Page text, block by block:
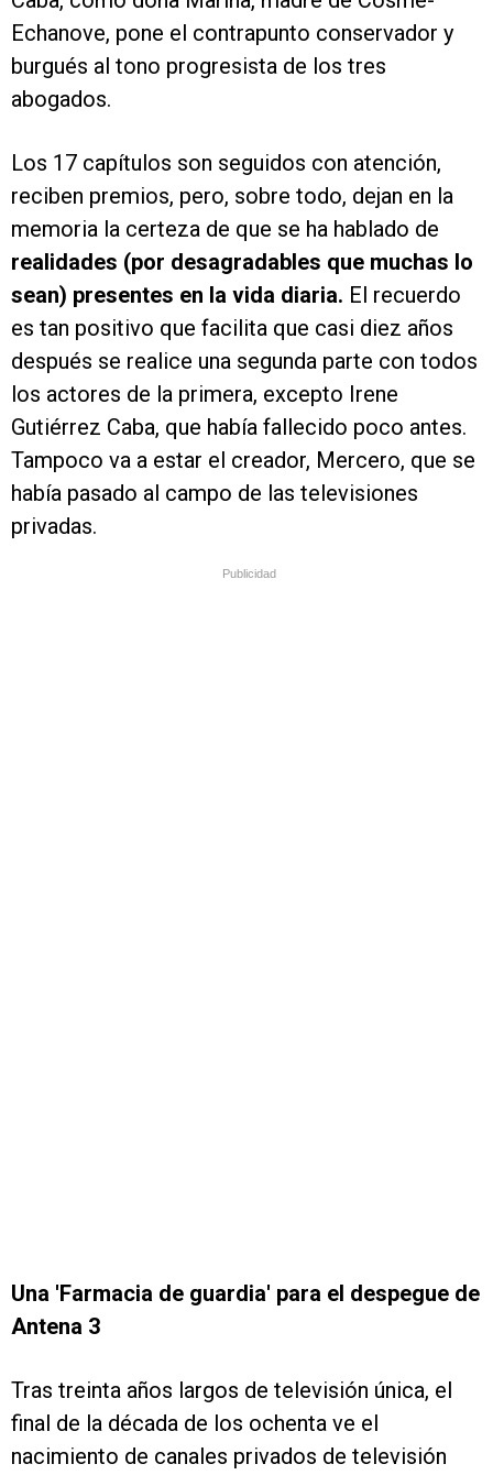
Echanove, pone el contrapunto conservador y
burgués al tono progresista de los tres
abogados.
Los 17 capítulos son seguidos con atención,
reciben premios, pero, sobre todo, dejan en la
memoria la certeza de que se ha hablado de
realidades (por desagradables que muchas lo
sean) presentes en la vida diaria. El recuerdo
es tan positivo que facilita que casi diez años
después se realice una segunda parte con todos
los actores de la primera, excepto Irene
Gutiérrez Caba, que había fallecido poco antes.
Tampoco va a estar el creador, Mercero, que se
había pasado al campo de las televisiones
privadas.
Publicidad
Una 'Farmacia de guardia' para el despegue de
Antena 3
Tras treinta años largos de televisión única, el
final de la década de los ochenta ve el
nacimiento de canales privados de televisión